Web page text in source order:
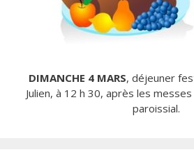
DIMANCHE 4 MARS, déjeuner
Julien, à 12 h 30, après les
paroissial.